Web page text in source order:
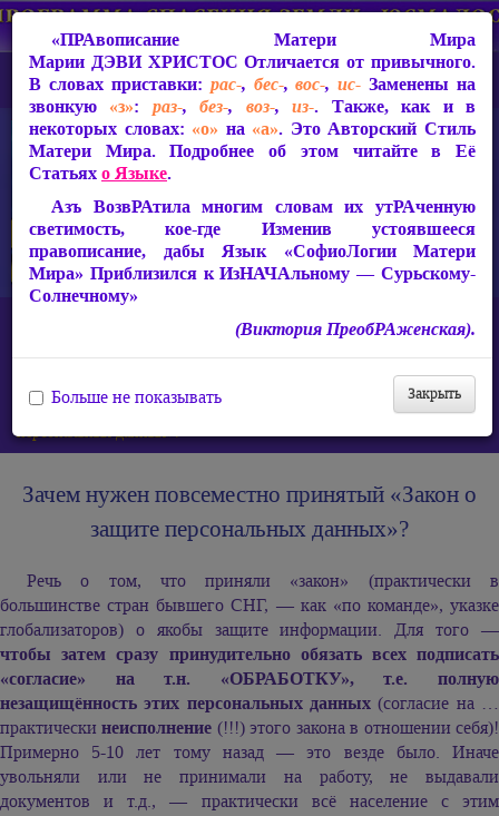
Защита от чипизации — Световой Покров Матери Мира Марии
ДЭВИ ХРИСТОС
Мировое правительство и тотальный контроль
Зачем нужен повсеместно принятый «Закон о защите
персональных данных»?
Зачем нужен повсеместно принятый «Закон о
защите персональных данных»?
Речь о том, что приняли «закон» (практически в
большинстве стран бывшего СНГ, — как «по команде», указке
глобализаторов) о якобы защите информации. Для того —
чтобы затем сразу принудительно обязать всех подписать
«согласие» на т.н. «ОБРАБОТКУ», т.е. полную
незащищённость этих персональных данных (согласие на …
практическинеисполнение (!!!) этого закона в отношении себя)!
Примерно 5-10 лет тому назад — это везде было. Иначе
увольняли или не принимали на работу, не выдавали
документов и т.д., — практически всё население с этим
«ПРАвописание Матери Мира
Марии ДЭВИ ХРИСТОС Отличается от привычного.
В словах приставки: рас-, бес-,вос-,ис- Заменены на
звонкую «з»: раз-,без-, воз-,из-. Также, как и в
некоторых словах: «о» на «а». Это Авторский Стиль
Матери Мира. Подробнее об этом читайте в Её
Статьяхо Языке.
Азъ ВозвРАтила многим словам их утРАченную
светимость, кое-где Изменив устоявшееся
правописание, дабы Язык «СофиоЛогии Матери
Мира» Приблизился к ИзНАЧАльному — Сурьскому-
Солнечному»
(Виктория ПреобРАженская).
Закрыть
Больше не показывать